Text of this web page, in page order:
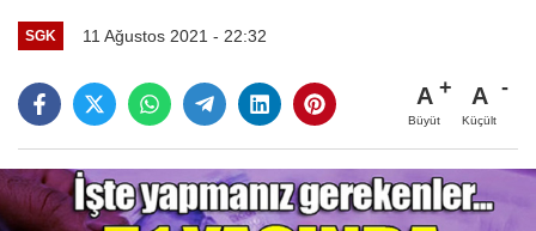
SGK 11 Ağustos 2021 - 22:32
A
Büyüt
A
Küçült